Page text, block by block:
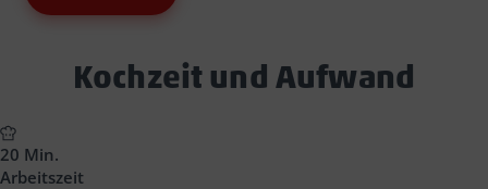
Text
Headline
Kochzeit und Aufwand
20 Min.
Arbeitszeit